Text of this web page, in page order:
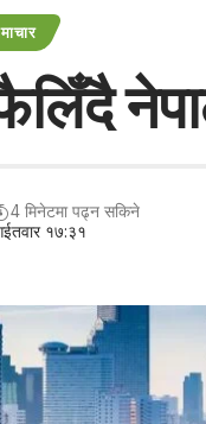
१७:३१
4 मिनेटमा पढ्न सकिने